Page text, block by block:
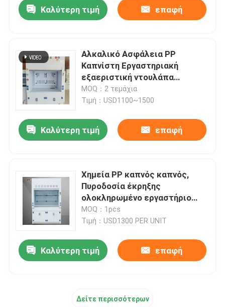
Αρχική Σελίδα
Εμφάνιση VR
Γύρος εργοστασίων
Ποιοτικός έλεγχος
επαφή
Ζητήστε ένα απόσπασμα
Κουκούλα καπνών εργαστηρίων
Καλύτερη τιμή επαφή
Αλκαλικό Ασφάλεια PP
Καπνίστη Εργαστηριακή
εξαεριστική ντουλάπα
Ενσωματωμένη δομή
MOQ：2 τεμάχια
Τιμή：USD1100~1500
Καλύτερη τιμή επαφή
Χημεία PP καπνός καπνός,
Πυροδοσία έκρηξης
ολοκληρωμένο εργαστήριο
καπνός καπνός
MOQ：1pcs
Τιμή：USD1300 PER UNIT
Καλύτερη τιμή επαφή
Δείτε περισσότερων